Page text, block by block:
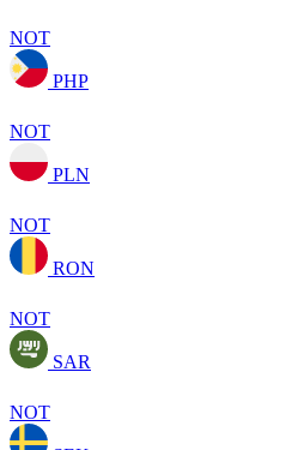
NOT
PHP
NOT
PLN
NOT
RON
NOT
SAR
NOT